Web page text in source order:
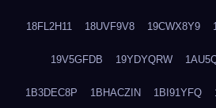
18FL2H11 18UVF9V8 19CWX8Y9
19V5GFDB 19YDYQRW
1B3DEC8P 1BHACZIN 1BI91YFQ